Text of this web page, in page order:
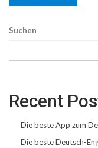
Suchen
Recent
Die beste App zum
Die beste Deutsch-